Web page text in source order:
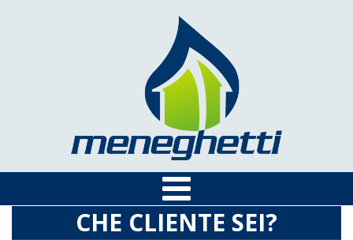
CHE CLIENTE SEI?